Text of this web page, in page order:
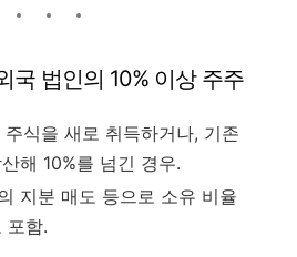
국 법인의 10% 이상 주주
주식을 새로 취득하거나, 기존
해 10%를 넘긴 경우.
지분 매도 등으로 소유 비율
포함.